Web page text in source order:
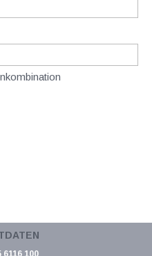
6116 100